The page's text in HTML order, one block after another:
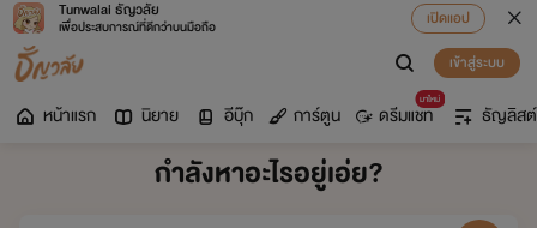
Tunwalai ธัญวลัย
เพื่อประสบการณ์ที่ดีกว่าบนมือถือ
เปิดแอป
เข้าสู่ระบบ
หน้าแรก นิยาย อีบุ๊ก การ์ตูน
มาใหม่
ดรีมแชท ธัญลิสต์
กำลังหาอะไรอยู่เอ่ย?